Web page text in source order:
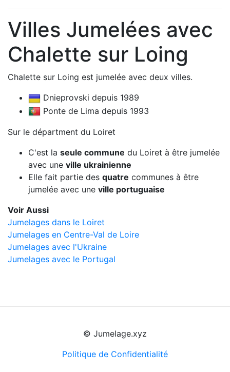
Villes Jumelées avec
Chalette sur Loing
Chalette sur Loing est jumelée avec deux villes.
Dnieprovski depuis 1989
Ponte de Lima depuis 1993
Sur le départment du Loiret
C'est la seule commune du Loiret à être jumelée
avec une ville ukrainienne
Elle fait partie des quatre communes à être
jumelée avec une ville portuguaise
Voir Aussi
Jumelages dans le Loiret
Jumelages en Centre-Val de Loire
Jumelages avec l'Ukraine
Jumelages avec le Portugal
© Jumelage.xyz
Politique de Confidentialité